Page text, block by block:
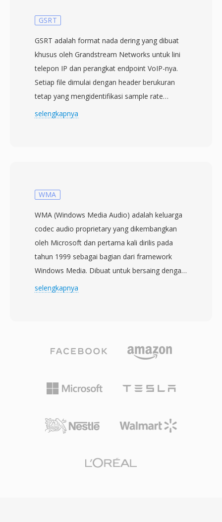
GSRT
GSRT adalah format nada dering yang dibuat
khusus oleh Grandstream Networks untuk lini
telepon IP dan perangkat endpoint VoIP-nya.
Setiap file dimulai dengan header berukuran
tetap yang mengidentifikasi sample rate
(biasanya 8 kHz atau 16 kHz), kedalaman bit,
prosesor embedded dengan memori terbatas,
transformasi atau parsing bitstream yang
kompleks. Nada dering biasanya disediakan
melalui antarmuka manajemen web atau
server konfigurasi terpusat, memungkinkan
administrator IT mendistribusikan audio
bermerek ke seluruh armada telepon sekaligus.
dapat memetakan payload langsung ke WAV
dengan upaya minimal. Keunggulan utamanya
pada perangkat keras Grandstream, latensi
output speaker, dan integrasi yang mulus
dengan ekosistem provisioning untuk
selengkapnya
WMA
WMA (Windows Media Audio) adalah keluarga
codec audio proprietary yang dikembangkan
oleh Microsoft dan pertama kali dirilis pada
tahun 1999 sebagai bagian dari framework
Windows Media. Dibuat untuk bersaing dengan
MP3 dan AAC, WMA Standard menggunakan
biasanya dibutuhkan MP3 untuk hasil yang
hingga mencakup WMA Professional untuk
suara surround dan audio beresolusi tinggi,
perfect, dan WMA Voice yang dioptimalkan
Windows Media Player, dan ekosistem Zune
selengkapnya